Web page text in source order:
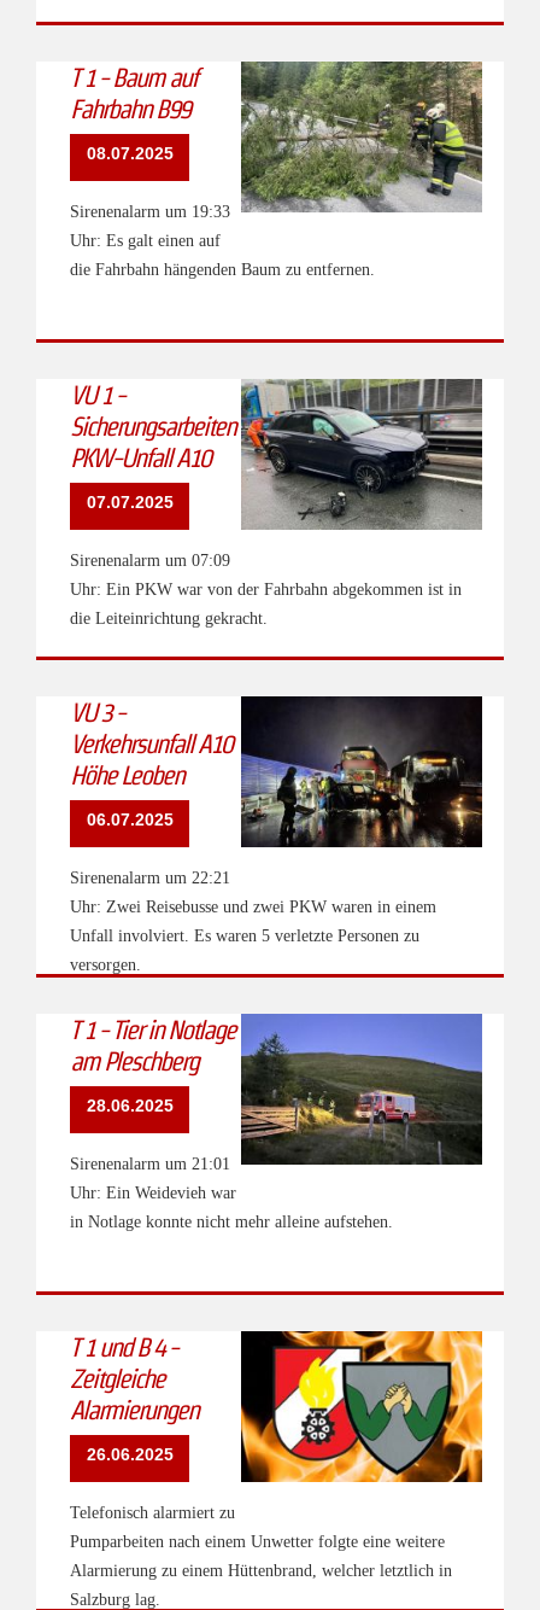
T 1 - Baum auf
Fahrbahn B99
08.07.2025
Sirenenalarm um 19:33
Uhr: Es galt einen auf
die Fahrbahn hängenden Baum zu entfernen.
VU 1 -
Sicherungsarbeiten
PKW-Unfall A10
07.07.2025
Sirenenalarm um 07:09
Uhr: Ein PKW war von der Fahrbahn abgekommen ist in
die Leiteinrichtung gekracht.
VU 3 -
Verkehrsunfall A10
Höhe Leoben
06.07.2025
Sirenenalarm um 22:21
Uhr: Zwei Reisebusse und zwei PKW waren in einem
Unfall involviert. Es waren 5 verletzte Personen zu
versorgen.
T 1 - Tier in Notlage
am Pleschberg
28.06.2025
Sirenenalarm um 21:01
Uhr: Ein Weidevieh war
in Notlage konnte nicht mehr alleine aufstehen.
T 1 und B 4 -
Zeitgleiche
Alarmierungen
26.06.2025
Telefonisch alarmiert zu
Pumparbeiten nach einem Unwetter folgte eine weitere
Alarmierung zu einem Hüttenbrand, welcher letztlich in
Salzburg lag.